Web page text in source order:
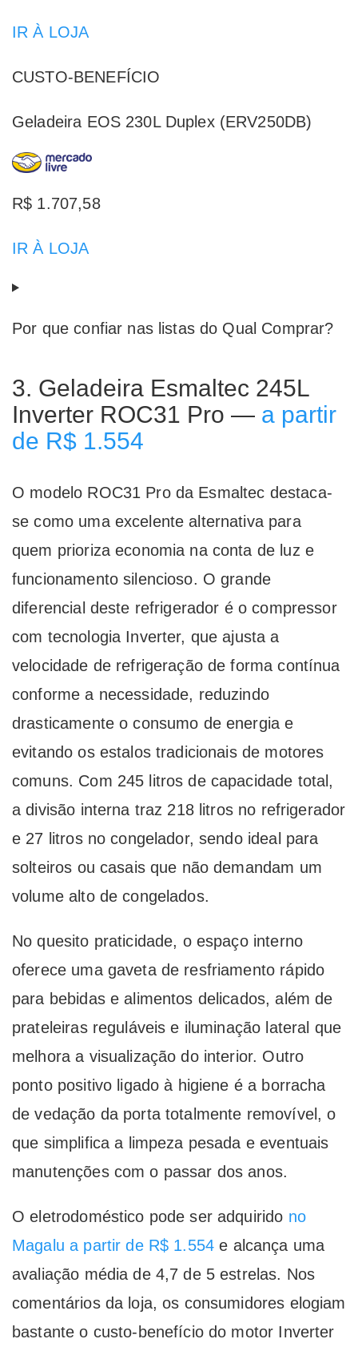
IR À LOJA
CUSTO-BENEFÍCIO
Geladeira EOS 230L Duplex (ERV250DB)
R$ 1.707,58
IR À LOJA
Por que confiar nas listas do Qual Comprar?
3. Geladeira Esmaltec 245L
Inverter ROC31 Pro — a partir
de R$ 1.554
O modelo ROC31 Pro da Esmaltec destaca-
se como uma excelente alternativa para
quem prioriza economia na conta de luz e
funcionamento silencioso. O grande
diferencial deste refrigerador é o compressor
com tecnologia Inverter, que ajusta a
velocidade de refrigeração de forma contínua
conforme a necessidade, reduzindo
drasticamente o consumo de energia e
evitando os estalos tradicionais de motores
comuns. Com 245 litros de capacidade total,
a divisão interna traz 218 litros no refrigerador
e 27 litros no congelador, sendo ideal para
solteiros ou casais que não demandam um
volume alto de congelados.
No quesito praticidade, o espaço interno
oferece uma gaveta de resfriamento rápido
para bebidas e alimentos delicados, além de
prateleiras reguláveis ​​e iluminação lateral que
melhora a visualização do interior. Outro
ponto positivo ligado à higiene é a borracha
de vedação da porta totalmente removível, o
que simplifica a limpeza pesada e eventuais
manutenções com o passar dos anos.
O eletrodoméstico pode ser adquirido no
Magalu a partir de R$ 1.554 e alcança uma
avaliação média de 4,7 de 5 estrelas. Nos
comentários da loja, os consumidores elogiam
bastante o custo-benefício do motor Inverter